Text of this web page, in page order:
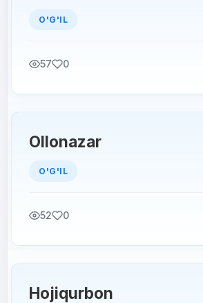
O'G'IL
57 0
Ollonazar
O'G'IL
52 0
Hojiqurbon